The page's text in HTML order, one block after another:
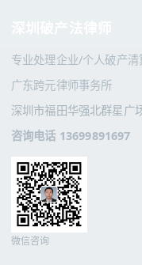
专业处理企业/个人破产清
广东跨元律师事务所
深圳市福田华强北群星广
咨询电话 13699891697
微信咨询